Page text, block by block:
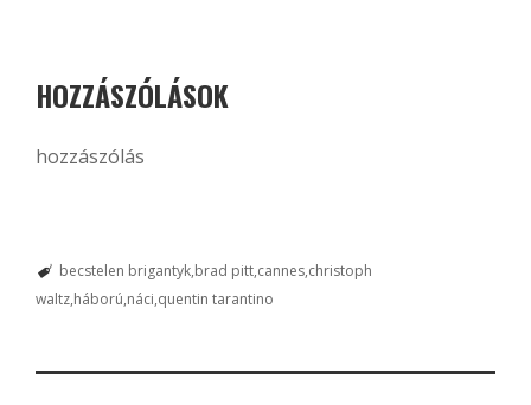
HOZZÁSZÓLÁSOK
hozzászólás
becstelen brigantyk brad pitt cannes christoph
waltz háború náci quentin tarantino